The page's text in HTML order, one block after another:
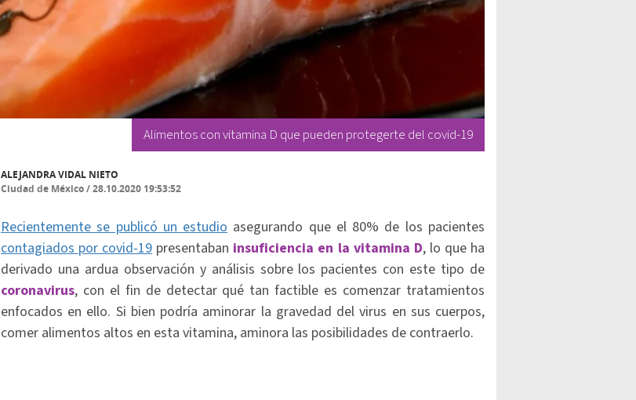
Alimentos con vitamina D que pueden protegerte del covid-19
ALEJANDRA VIDAL NIETO
Ciudad de México/28.10.2020 19:53:52
Recientemente se publicó un estudio asegurando que el 80% de los pacientes
contagiados por covid-19presentaban insuficiencia en la vitamina D, lo que ha
derivado una ardua observación y análisis sobre los pacientes con este tipo de
coronavirus, con el fin de detectar qué tan factible es comenzar tratamientos
enfocados en ello. Si bien podría aminorar la gravedad del virus en sus cuerpos,
comer alimentos altos en esta vitamina, aminora las posibilidades de contraerlo.